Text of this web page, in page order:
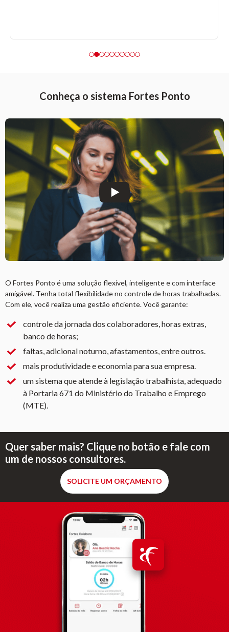
Conheça o sistema Fortes Ponto
O Fortes Ponto é uma solução flexível, inteligente e com interface
amigável. Tenha total flexibilidade no controle de horas trabalhadas.
Com ele, você realiza uma gestão eficiente. Você garante:
controle da jornada dos colaboradores, horas extras,
banco de horas;
faltas, adicional noturno, afastamentos, entre outros.
mais produtividade e economia para sua empresa.
um sistema que atende à legislação trabalhista, adequado
à Portaria 671 do Ministério do Trabalho e Emprego
(MTE).
Quer saber mais? Clique no botão e fale com
um de nossos consultores.
SOLICITE UM ORÇAMENTO